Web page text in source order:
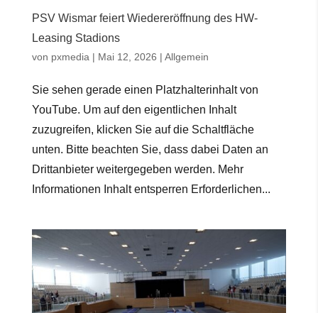
PSV Wismar feiert Wiedereröffnung des HW-
Leasing Stadions
von pxmedia | Mai 12, 2026 | Allgemein
Sie sehen gerade einen Platzhalterinhalt von
YouTube. Um auf den eigentlichen Inhalt
zuzugreifen, klicken Sie auf die Schaltfläche
unten. Bitte beachten Sie, dass dabei Daten an
Drittanbieter weitergegeben werden. Mehr
Informationen Inhalt entsperren Erforderlichen...